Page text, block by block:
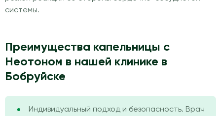
системы.
Преимущества капельницы с
Неотоном в нашей клинике в
Бобруйске
Индивидуальный подход и безопасность. Врач